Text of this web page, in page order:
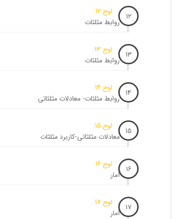
12
لوح 12:
روابط مثلثات
13
لوح 13:
روابط مثلثات
14
لوح 14:
روابط مثلثات- معادلات مثلثاتی
15
لوح 15:
معادلات مثلثاتی-کاربرد مثلثات
16
لوح 16:
آمار
17
لوح 17:
آمار